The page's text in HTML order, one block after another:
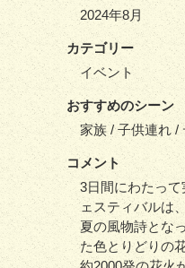
2024年8月
カテゴリー
イベント
おすすめのシーン
家族 / 子供連れ /
コメント
3日間にわたっ
ェスティバルは
夏の風物詩とな
た色とりどりの